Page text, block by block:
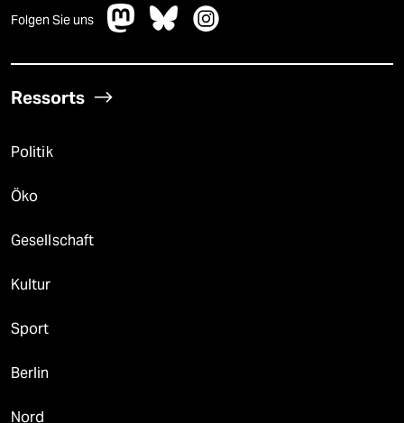
Folgen Sie uns
Ressorts
Politik
Öko
Gesellschaft
Kultur
Sport
Berlin
Nord